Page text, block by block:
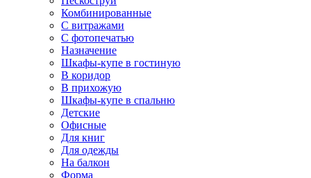
Комбинированные
С витражами
С фотопечатью
Назначение
Шкафы-купе в гостиную
В коридор
В прихожую
Шкафы-купе в спальню
Детские
Офисные
Для книг
Для одежды
На балкон
Форма